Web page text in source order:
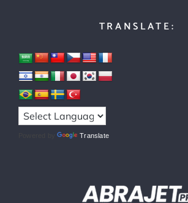
TRANSLATE:
Powered by Translate